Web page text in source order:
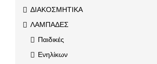
ΔΙΑΚΟΣΜΗΤΙΚΑ
ΛΑΜΠΑΔΕΣ
Παιδικές
Ενηλίκων